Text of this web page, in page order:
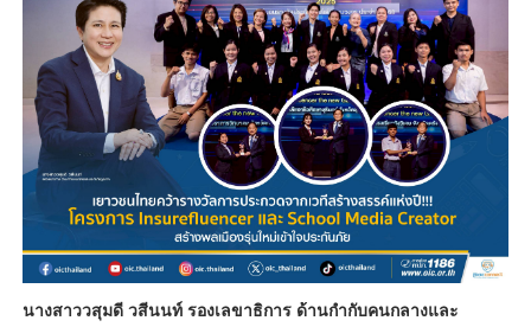
นางสาววสุมดี วสีนนท์ รองเลขาธิการ ด้านกำกับคนกลางและ